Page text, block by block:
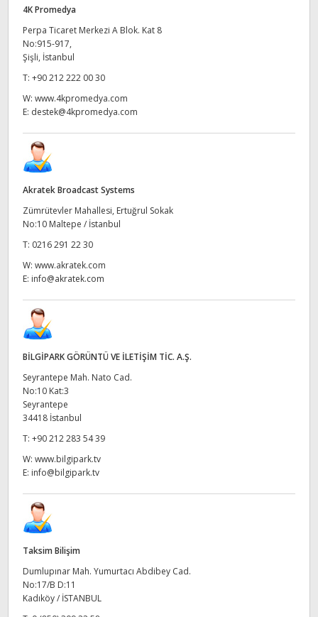
4K Promedya
Perpa Ticaret Merkezi A Blok. Kat 8
No:915-917,
Şişli, İstanbul
T: +90 212 222 00 30
W: www.4kpromedya.com
E: destek@4kpromedya.com
Akratek Broadcast Systems
Zümrütevler Mahallesi, Ertuğrul Sokak
No:10 Maltepe / İstanbul
T: 0216 291 22 30
W: www.akratek.com
E: info@akratek.com
BİLGİPARK GÖRÜNTÜ VE İLETİŞİM TİC. A.Ş.
Seyrantepe Mah. Nato Cad.
No:10 Kat:3
Seyrantepe
34418 İstanbul
T: +90 212 283 54 39
W: www.bilgipark.tv
E: info@bilgipark.tv
Taksim Bilişim
Dumlupınar Mah. Yumurtacı Abdibey Cad.
No:17/B D:11
Kadıköy / İSTANBUL